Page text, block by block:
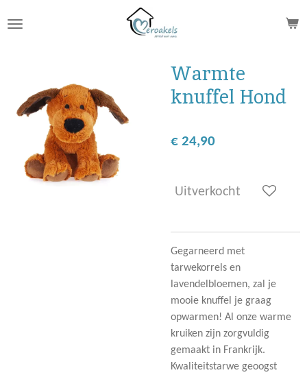
direct
Warmte
knuffel Hond
€ 24,90
Uitverkocht
Gegarneerd met
tarwekorrels en
lavendelbloemen, zal je
mooie knuffel je graag
opwarmen! Al onze warme
kruiken zijn zorgvuldig
gemaakt in Frankrijk.
Kwaliteitstarwe geoogst